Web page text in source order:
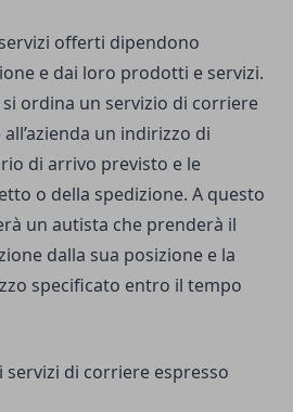
offerti dipendono
e dai loro prodotti e servizi.
ordina un servizio di corriere
un indirizzo di
di arrivo previsto e le
o della spedizione. A questo
un autista che prenderà il
dalla sua posizione e la
specificato entro il tempo
servizi di corriere espresso